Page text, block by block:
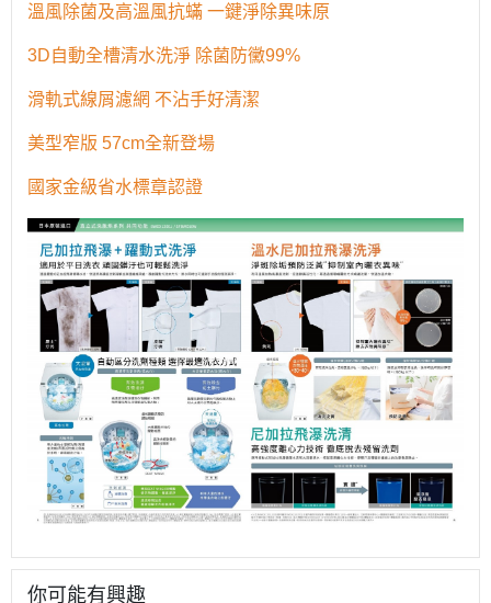
溫風除菌及高溫風抗蟎 一鍵淨除異味原
3D自動全槽清水洗淨 除菌防黴99%
滑軌式線屑濾網 不沾手好清潔
美型窄版 57cm全新登場
國家金級省水標章認證
你可能有興趣